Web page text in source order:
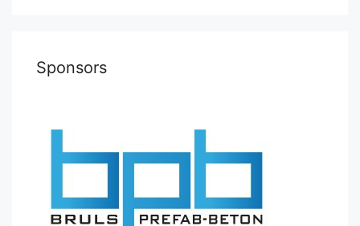
Sponsors